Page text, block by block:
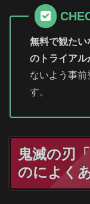
無料で観た
のトライアル
ないよう事
す。
鬼滅の刃
のによく